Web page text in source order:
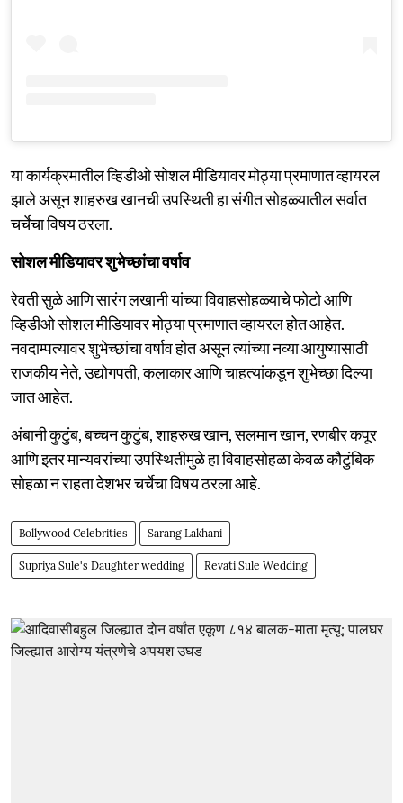
या कार्यक्रमातील व्हिडीओ सोशल मीडियावर मोठ्या प्रमाणात व्हायरल
झाले असून शाहरुख खानची उपस्थिती हा संगीत सोहळ्यातील सर्वात
चर्चेचा विषय ठरला.
सोशल मीडियावर शुभेच्छांचा वर्षाव
रेवती सुळे आणि सारंग लखानी यांच्या विवाहसोहळ्याचे फोटो आणि
व्हिडीओ सोशल मीडियावर मोठ्या प्रमाणात व्हायरल होत आहेत.
नवदाम्पत्यावर शुभेच्छांचा वर्षाव होत असून त्यांच्या नव्या आयुष्यासाठी
राजकीय नेते, उद्योगपती, कलाकार आणि चाहत्यांकडून शुभेच्छा दिल्या
जात आहेत.
अंबानी कुटुंब, बच्चन कुटुंब, शाहरुख खान, सलमान खान, रणबीर कपूर
आणि इतर मान्यवरांच्या उपस्थितीमुळे हा विवाहसोहळा केवळ कौटुंबिक
सोहळा न राहता देशभर चर्चेचा विषय ठरला आहे.
Bollywood Celebrities Sarang Lakhani
Supriya Sule's Daughter wedding Revati Sule Wedding